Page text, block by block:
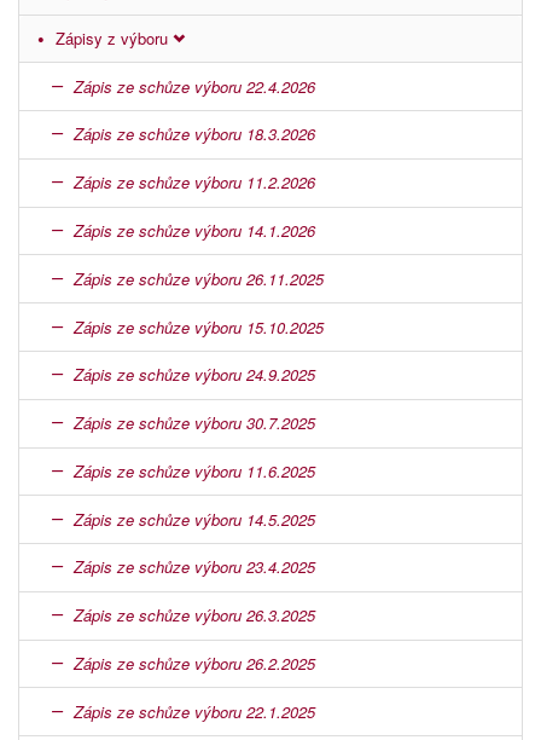
Zápisy z výboru
Zápis ze schůze výboru 22.4.2026
Zápis ze schůze výboru 18.3.2026
Zápis ze schůze výboru 11.2.2026
Zápis ze schůze výboru 14.1.2026
Zápis ze schůze výboru 26.11.2025
Zápis ze schůze výboru 15.10.2025
Zápis ze schůze výboru 24.9.2025
Zápis ze schůze výboru 30.7.2025
Zápis ze schůze výboru 11.6.2025
Zápis ze schůze výboru 14.5.2025
Zápis ze schůze výboru 23.4.2025
Zápis ze schůze výboru 26.3.2025
Zápis ze schůze výboru 26.2.2025
Zápis ze schůze výboru 22.1.2025